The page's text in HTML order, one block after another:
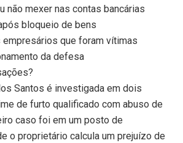
não mexer nas contas bancárias
bloqueio de bens
que foram vítimas
da defesa
Santos é investigada em dois
de furto qualificado com abuso de
caso foi em um posto de
o proprietário calcula um prejuízo de